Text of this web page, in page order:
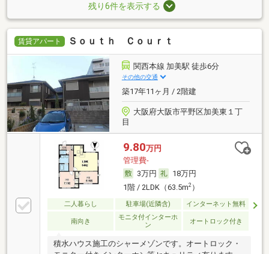
残り6件を表示する
賃貸アパート Ｓｏｕｔｈ Ｃｏｕｒｔ
関西本線 加美駅 徒歩6分
その他の交通
築17年11ヶ月 / 2階建
大阪府大阪市平野区加美東１丁
目
9.80万円
管理費-
3万円
18万円
1階 / 2LDK（63.5m2）
二人暮らし 駐車場(近隣含) インターネット無料
南向き
モニタ付インターホ
ン
オートロック付き
積水ハウス施工のシャーメゾンです。オートロック・